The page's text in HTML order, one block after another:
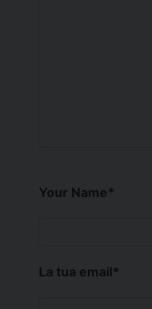
Your Name*
La tua email*